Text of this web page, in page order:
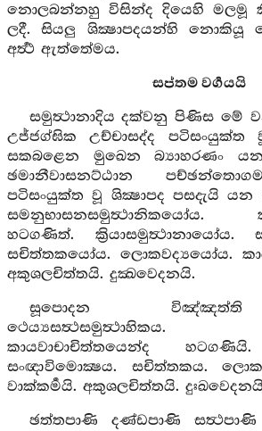
නොලබන්නහු විසින්ද දියෙහි මලමූ
ලදී. සියලු ශික්‍ෂාපදයන්හි නොකියූ
අර්‍ත්‍ථ ඇත්තේමය.
සප්තම වර්‍ගයයි
සමුත්‍ථානාදිය දක්වනු පිණිස මේ
උජ්ජග්ඝික උච්චාසද්ද පටිසංයුක්ත
සකබළෙන මුඛෙන බ්‍යාහරණං යන
ඡමානීවාසනට්ඨාන
පටිසංයුක්ත වූ ශික්‍ෂාපද පසදැයි යන
සමනුභාසනසමුත්‍ථානිකයෝය.
හටගණිත්. ක්‍රියාසමුත්‍ථානායෝය.
සචිත්තකයෝය. ලොකවද්‍යයෝය.
අකුශලචිත්තයි. දුක්‍ඛවෙදනයි.
සූපොදන විඤ්ඤත්ති
ථෙය්‍යසත්‍ථසමුත්‍ථාහිකය.
කායවාචාචිත්තයෙන්ද හටගණියි.
සංඥාවිමොක්‍ෂය. සචිත්තකය.
වාක්කර්‍මයි. අකුශලචිත්තයි.
ඡත්තපාණි දණ්ඩපාණි